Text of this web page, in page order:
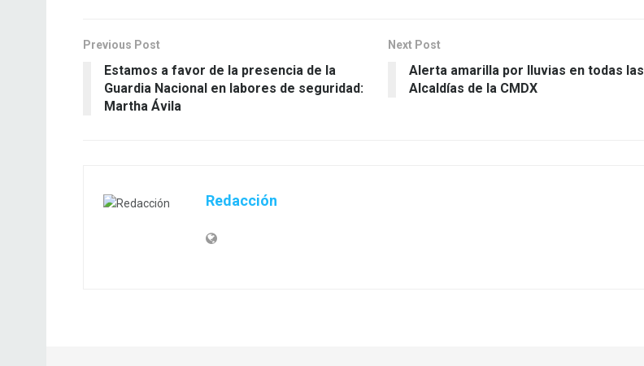
Previous Post
Estamos a favor de la presencia de la
Guardia Nacional en labores de seguridad:
Martha Ávila
Next Post
Alerta amarilla por lluvias en todas las
Alcaldías de la CMDX
Redacción